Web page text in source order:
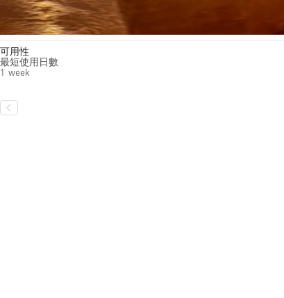
可用性
最短使用日數
1 week